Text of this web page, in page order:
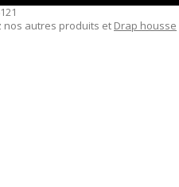
nos autres produits et Drap housse